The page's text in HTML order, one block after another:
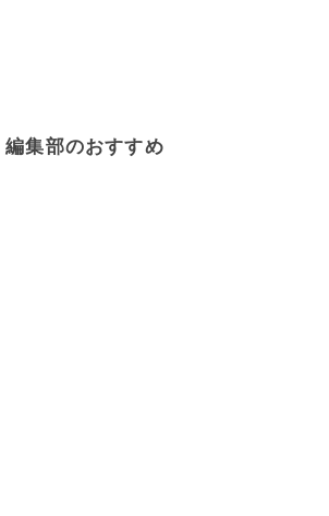
編集部のおすすめ